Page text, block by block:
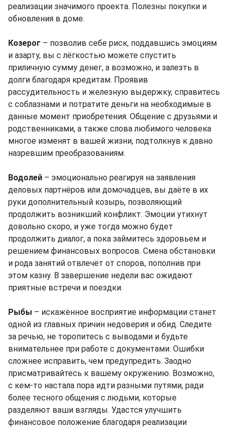
реализации значимого проекта. Полезны покупки и
обновления в доме.
Козерог – позволив себе риск, поддавшись эмоциям
и азарту, вы с лёгкостью можете спустить
приличную сумму денег, а возможно, и залезть в
долги благодаря кредитам. Проявив
рассудительность и железную выдержку, справитесь
с соблазнами и потратите деньги на необходимые в
данные момент приобретения. Общение с друзьями и
родственниками, а также слова любимого человека
многое изменят в вашей жизни, подтолкнув к давно
назревшим преобразованиям.
Водолей – эмоционально реагируя на заявления
деловых партнёров или домочадцев, вы даёте в их
руки дополнительный козырь, позволяющий
продолжить возникший конфликт. Эмоции утихнут
довольно скоро, и уже тогда можно будет
продолжить диалог, а пока займитесь здоровьем и
решением финансовых вопросов. Смена обстановки
и рода занятий отвлечёт от споров, пополнив при
этом казну. В завершение недели вас ожидают
приятные встречи и поездки.
Рыбы – искажённое восприятие информации станет
одной из главных причин недоверия и обид. Следите
за речью, не торопитесь с выводами и будьте
внимательнее при работе с документами. Ошибки
сложнее исправить, чем предупредить. Заодно
присматривайтесь к вашему окружению. Возможно,
с кем-то настала пора идти разными путями, ради
более тесного общения с людьми, которые
разделяют ваши взгляды. Удастся улучшить
финансовое положение благодаря реализации